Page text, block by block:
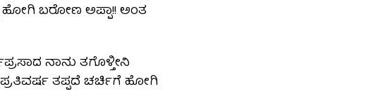
ಹೋಗಿ ಬರೋಣ ಅಪ್ಪಾ!! ಅಂತ
ನಾನು ತಗೊಳ್ತೀನಿ
ಪ್ರತಿವರ್ಷ ತಪ್ಪದೆ ಚರ್ಚಿಗೆ ಹೋಗಿ